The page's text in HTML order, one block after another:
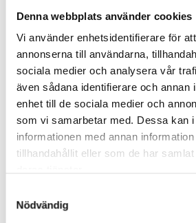
Denna webbplats använder cookies
Vi använder enhetsidentifierare för
annonserna till användarna,
sociala medier och analysera vår
även sådana identifierare och annan
enhet till de sociala medier och
som vi samarbetar med. Dessa kan
informationen med annan
tillhandahållit eller som de har
Nödvändig
OCH
PRODUKTER
SPABAD
PRODUKTER